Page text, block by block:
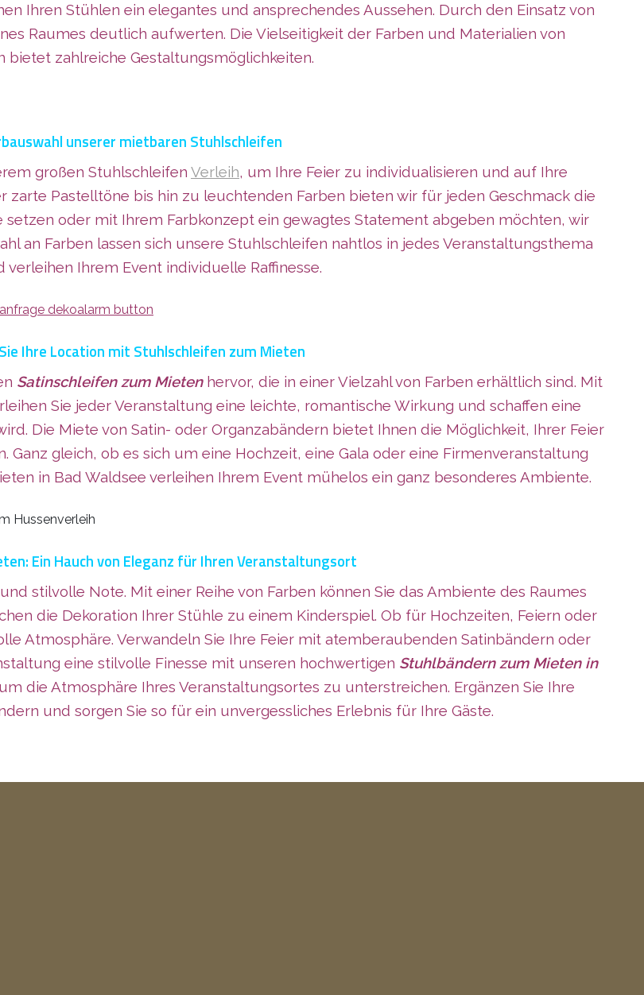
Ihren Stühlen ein elegantes und ansprechendes Aussehen. Durch den Einsatz von
Raumes deutlich aufwerten. Die Vielseitigkeit der Farben und Materialien von
bietet zahlreiche Gestaltungsmöglichkeiten.
unserer mietbaren Stuhlschleifen
großen Stuhlschleifen Verleih, um Ihre Feier zu individualisieren und auf Ihre
zarte Pastelltöne bis hin zu leuchtenden Farben bieten wir für jeden Geschmack die
setzen oder mit Ihrem Farbkonzept ein gewagtes Statement abgeben möchten, wir
an Farben lassen sich unsere Stuhlschleifen nahtlos in jedes Veranstaltungsthema
verleihen Ihrem Event individuelle Raffinesse.
Ihre Location mit Stuhlschleifen zum Mieten
Satinschleifen zum Mietenhervor, die in einer Vielzahl von Farben erhältlich sind. Mit
Sie jeder Veranstaltung eine leichte, romantische Wirkung und schaffen eine
Die Miete von Satin- oder Organzabändern bietet Ihnen die Möglichkeit, Ihrer Feier
gleich, ob es sich um eine Hochzeit, eine Gala oder eine Firmenveranstaltung
in Bad Waldsee verleihen Ihrem Event mühelos ein ganz besonderes Ambiente.
Ein Hauch von Eleganz für Ihren Veranstaltungsort
stilvolle Note. Mit einer Reihe von Farben können Sie das Ambiente des Raumes
die Dekoration Ihrer Stühle zu einem Kinderspiel. Ob für Hochzeiten, Feiern oder
Atmosphäre. Verwandeln Sie Ihre Feier mit atemberaubenden Satinbändern oder
eine stilvolle Finesse mit unseren hochwertigen Stuhlbändern zum Mieten in
die Atmosphäre Ihres Veranstaltungsortes zu unterstreichen. Ergänzen Sie Ihre
und sorgen Sie so für ein unvergessliches Erlebnis für Ihre Gäste.